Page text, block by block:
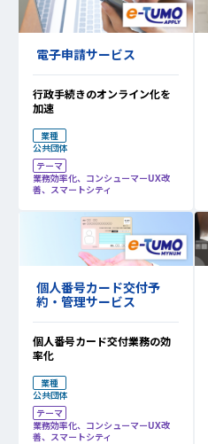
電子申請サービス
行政手続きのオンライン化を
加速
業種
公共団体
テーマ
業務効率化、コンシューマーUX改
善、スマートシティ
個人番号カード交付予
約・管理サービス
個人番号カード交付業務の効
率化
業種
公共団体
テーマ
業務効率化、コンシューマーUX改
善、スマートシティ